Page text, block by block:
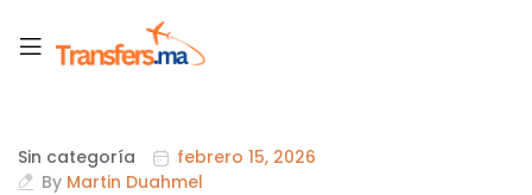
Sin categoría
febrero 15, 2026
By Martin Duahmel